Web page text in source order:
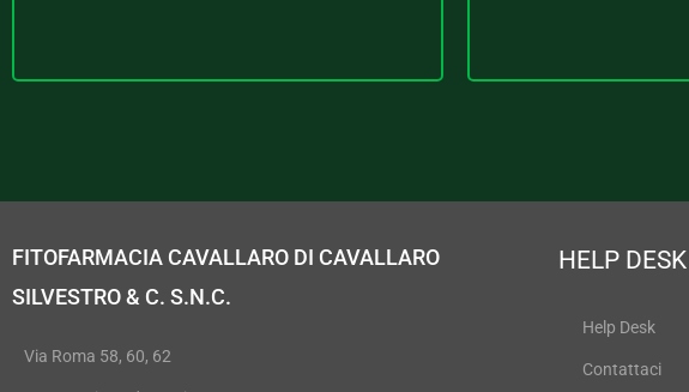
FITOFARMACIA CAVALLARO DI CAVALLARO
SILVESTRO & C. S.N.C.
Via Roma 58, 60, 62
HELP DESK
Help Desk
Contattaci